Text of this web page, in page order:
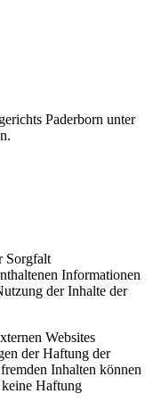
Paderborn unter
Sorgfalt
Informationen
der Inhalte der
Websites
der Haftung der
Inhalten können
Haftung